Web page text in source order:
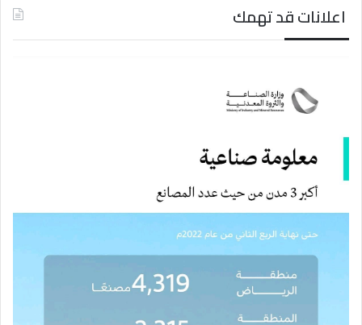
اعلانات قد تهمك